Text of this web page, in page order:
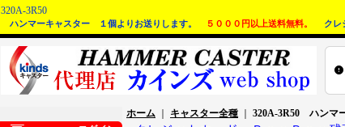
320A-3R50
ハンマーキャスター １個よりお送りします。 ５０００円以上送料無料。 クレ
ホーム キャスター全種 320A-3R50 ハンマ